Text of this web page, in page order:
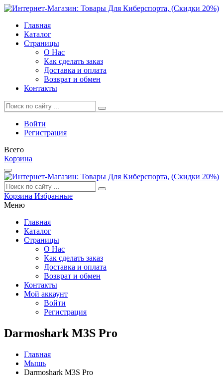
Главная
Каталог
Страницы
О Нас
Как сделать заказ
Доставка и оплата
Возврат и обмен
Контакты
Войти
Регистрация
Всего
Корзина
Корзина Избранные
Меню
Главная
Каталог
Страницы
О Нас
Как сделать заказ
Доставка и оплата
Возврат и обмен
Контакты
Мой аккаунт
Войти
Регистрация
Darmoshark M3S Pro
Главная
Мышь
Darmoshark M3S Pro